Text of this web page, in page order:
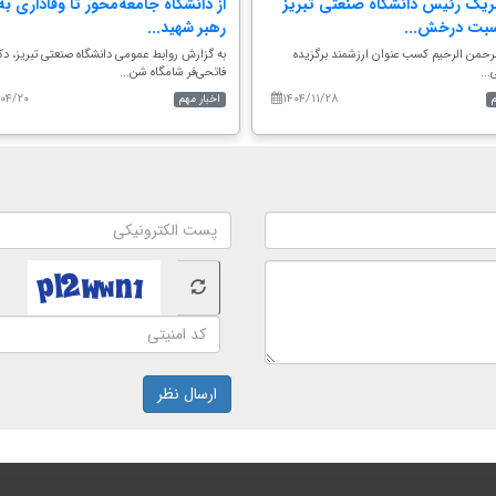
رهبر شهید...
به گزارش روابط عمومی دانشگاه صنعتی تبریز،
فاتحی‌فر شامگاه شن...
اخبار مهم
درخش...
الرحیم کسب عنوان ارزشمند برگزیده
۱۴۰۴/۱۱/۲۸
ارسال نظر